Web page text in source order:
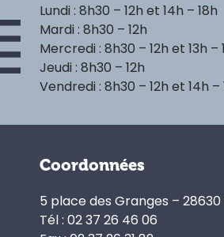
Lundi : 8h30 – 12h et 14h – 18h
Mardi : 8h30 – 12h
Mercredi : 8h30 – 12h et 13h –
Jeudi : 8h30 – 12h
Vendredi : 8h30 – 12h et 14h –
Coordonnées
5 place des Granges – 28630
Tél : 02 37 26 46 06